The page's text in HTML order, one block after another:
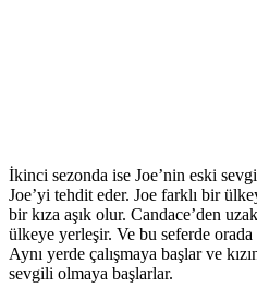
İkinci sezonda ise Joe’nin eski
Joe’yi tehdit eder. Joe farklı bir
bir kıza aşık olur. Candace’den
ülkeye yerleşir. Ve bu seferde orada
Aynı yerde çalışmaya başlar ve
sevgili olmaya başlarlar.